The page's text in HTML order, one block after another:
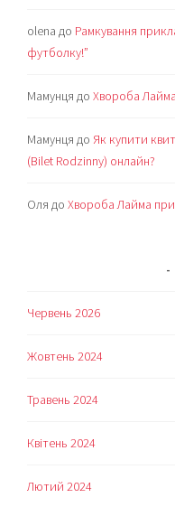
olena до Рамкування
футболку!”
Мамунця доХвороба Лайма
Мамунця до Як купити
(Bilet Rodzinny) онлайн?
Оля доХвороба Лайма при
Червень 2026
Жовтень 2024
Травень 2024
Квітень 2024
Лютий 2024